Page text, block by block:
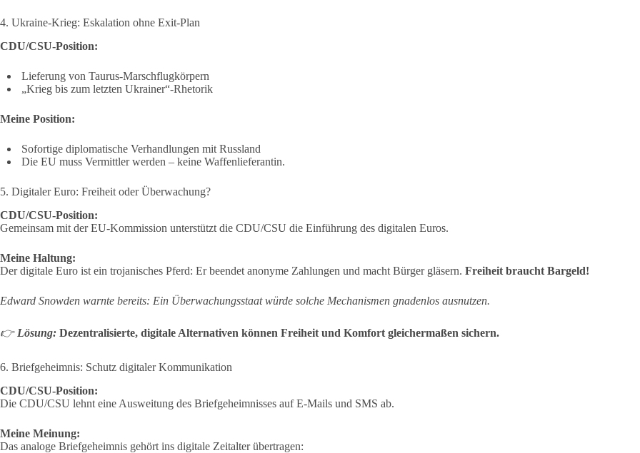
4. Ukraine-Krieg: Eskalation ohne Exit-Plan
CDU/CSU-Position:
Lieferung von Taurus-Marschflugkörpern
„Krieg bis zum letzten Ukrainer“-Rhetorik
Meine Position:
Sofortige diplomatische Verhandlungen mit Russland
Die EU muss Vermittler werden – keine Waffenlieferantin.
5. Digitaler Euro: Freiheit oder Überwachung?
CDU/CSU-Position:
Gemeinsam mit der EU-Kommission unterstützt die CDU/CSU die Einführung des digitalen Euros.
Meine Haltung:
Der digitale Euro ist ein trojanisches Pferd: Er beendet anonyme Zahlungen und macht Bürger gläsern. Freiheit braucht Bargeld!
Edward Snowden warnte bereits: Ein Überwachungsstaat würde solche Mechanismen gnadenlos ausnutzen.
👉 Lösung: Dezentralisierte, digitale Alternativen können Freiheit und Komfort gleichermaßen sichern.
6. Briefgeheimnis: Schutz digitaler Kommunikation
CDU/CSU-Position:
Die CDU/CSU lehnt eine Ausweitung des Briefgeheimnisses auf E-Mails und SMS ab.
Meine Meinung:
Das analoge Briefgeheimnis gehört ins digitale Zeitalter übertragen: